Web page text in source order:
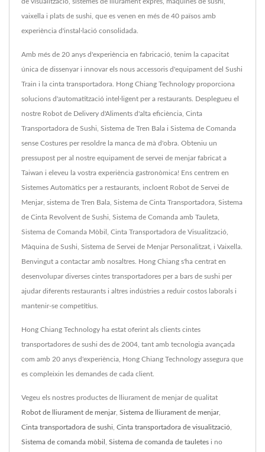
vaixella i plats de sushi, que es venen en més de 40 països amb
experiència d'instal·lació consolidada.
Amb més de 20 anys d'experiència en fabricació, tenim la capacitat
única de dissenyar i innovar els nous accessoris d'equipament del Sushi
Train i la cinta transportadora. Hong Chiang Technology proporciona
solucions d'automatització intel·ligent per a restaurants. Desplegueu el
nostre Robot de Delivery d'Aliments d'alta eficiència, Cinta
Transportadora de Sushi, Sistema de Tren Bala i Sistema de Comanda
sense Costures per resoldre la manca de mà d'obra. Obteniu un
pressupost per al nostre equipament de servei de menjar fabricat a
Taiwan i eleveu la vostra experiència gastronòmica! Ens centrem en
Sistemes Automàtics per a restaurants, incloent Robot de Servei de
Menjar, sistema de Tren Bala, Sistema de Cinta Transportadora, Sistema
de Cinta Revolvent de Sushi, Sistema de Comanda amb Tauleta,
Sistema de Comanda Mòbil, Cinta Transportadora de Visualització,
Màquina de Sushi, Sistema de Servei de Menjar Personalitzat, i Vaixella.
Benvingut a contactar amb nosaltres. Hong Chiang s'ha centrat en
desenvolupar diverses cintes transportadores per a bars de sushi per
ajudar diferents restaurants i altres indústries a reduir costos laborals i
mantenir-se competitius.
Hong Chiang Technology ha estat oferint als clients cintes
transportadores de sushi des de 2004, tant amb tecnologia avançada
com amb 20 anys d'experiència, Hong Chiang Technology assegura que
es compleixin les demandes de cada client.
Vegeu els nostres productes de lliurament de menjar de qualitat
Robot de lliurament de menjar, Sistema de lliurament de menjar,
Cinta transportadora de sushi Cinta transportadora de visualització
Sistema de comanda mòbil Sistema de comanda de tauletes i no